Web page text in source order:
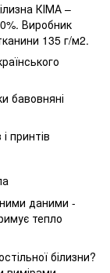
КІМА –
Виробник
135 г/м2.
бавовняні
принтів
даними -
тепло
білизни?